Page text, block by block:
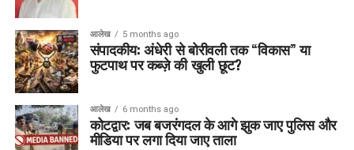
आलेख 5 months ago
संपादकीय: अंधेरी से बोरीवली तक “विकास” या
फुटपाथ पर कब्ज़े की खुली छूट?
आलेख 6 months ago
कोटद्वार: जब बजरंगदल के आगे झुक जाए पुलिस और
मीडिया पर लगा दिया जाए ताला